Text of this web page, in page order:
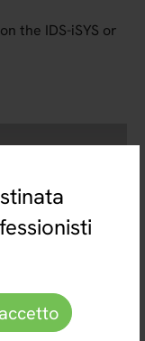
the IDS-iSYS or